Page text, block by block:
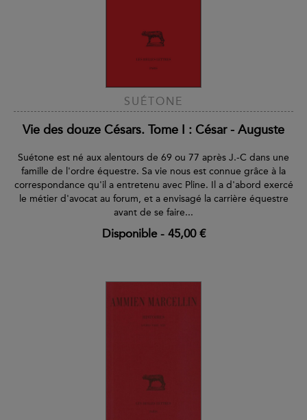
SUÉTONE
Vie des douze Césars. Tome I : César - Auguste
Suétone est né aux alentours de 69 ou 77 après J.-C dans une
famille de l'ordre équestre. Sa vie nous est connue grâce à la
correspondance qu'il a entretenu avec Pline. Il a d'abord exercé
le métier d'avocat au forum, et a envisagé la carrière équestre
avant de se faire...
Disponible- 45,00 €